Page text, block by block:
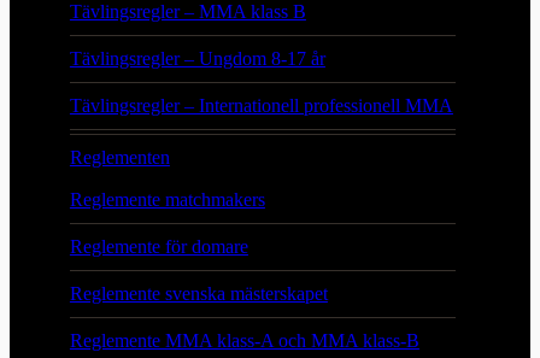
Tävlingsregler – MMA klass B
Tävlingsregler – Ungdom 8-17 år
Tävlingsregler – Internationell professionell MMA
Reglementen
Reglemente matchmakers
Reglemente för domare
Reglemente svenska mästerskapet
Reglemente MMA klass-A och MMA klass-B